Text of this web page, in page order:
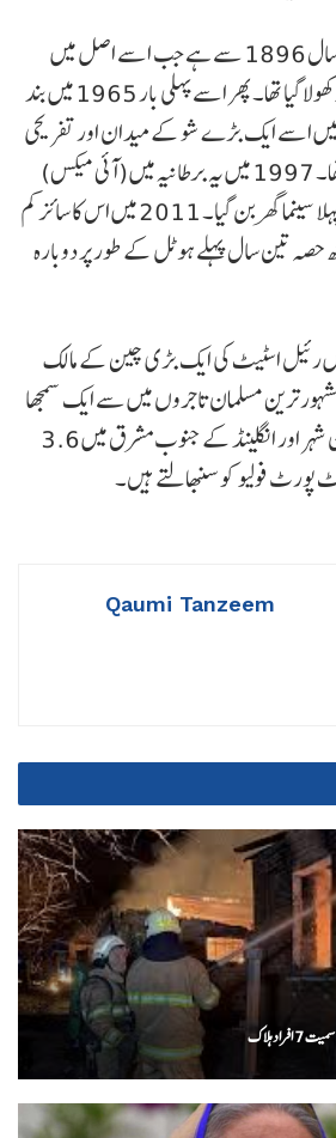
اس تفریحی مرکز کی تاریخ سال 1896 سے ہے جب اسے اصل میں
ایک ریسٹورنٹ کے طور پر کھولا گیا تھا۔ پھر اسے پہلی بار 1965 میں بند
گیا تھا اور سال 1984 میں اسے ایک بڑے شو کے میدان اور تفریحی
مرکز میں تبدیل کر دیا گیا تھا۔ 1997 میں یہ برطانیہ میں (آئی میکس)
3D ٹیکنالوجی کے ساتھ پہلا سینما گھر بن گیا۔ 2011 میں اس کا سائز کم
حصہ تین سال پہلے ہوٹل کے طور پر دوبارہ
رئیل اسٹیٹ کی ایک بڑی چین کے مالک
ترین مسلمان تاجروں میں سے ایک سمجھا
جاتا ہے۔ آصف عزیز لندن شہر اور انگلینڈ کے جنوب مشرق میں 3.6
پورٹ فولیو کو سنبھالتے ہیں۔
Qaumi Tanzeem